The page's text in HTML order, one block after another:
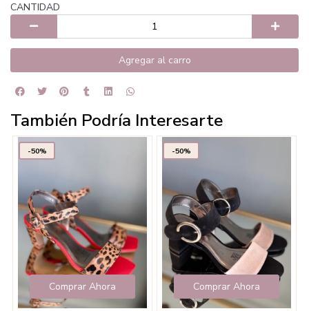
CANTIDAD
Agregar al carro
También Podría Interesarte
-50%
Comprar Ahora
-50%
Comprar Ahora